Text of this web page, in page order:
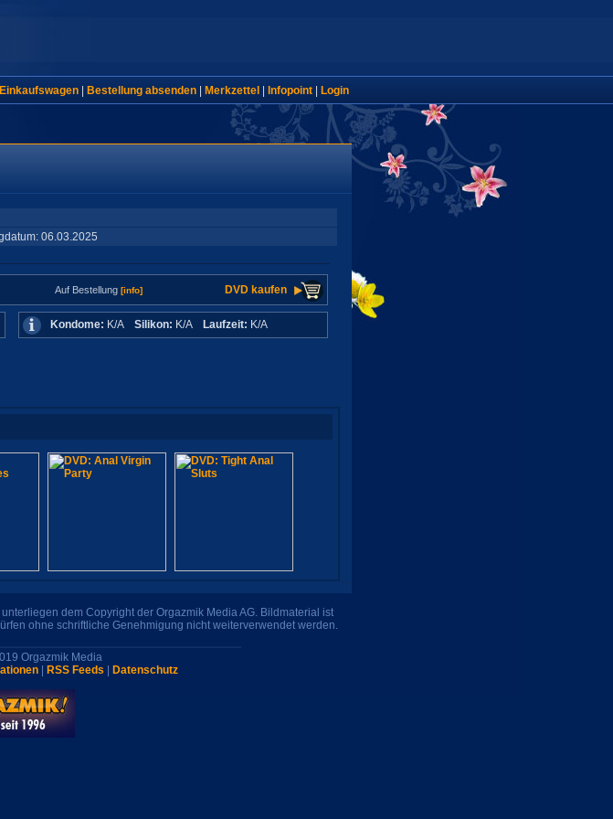
| Bestellung absenden| Merkzettel Infopoint| Login
06.03.2025
Auf Bestellung [info] DVD kaufen
Kondome: K/A Silikon: K/A Laufzeit: K/A
dem Copyright der Orgazmik Media AG. Bildmaterial ist
ohne schriftliche Genehmigung nicht weiterverwendet werden.
Orgazmik Media
RSS Feeds Datenschutz